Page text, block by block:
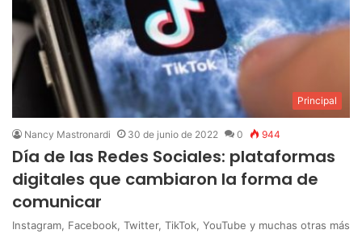
Principal
Nancy Mastronardi 30 de junio de 2022 0 944
Día de las Redes Sociales: plataformas
digitales que cambiaron la forma de
comunicar
Instagram, Facebook, Twitter, TikTok, YouTube y muchas otras más